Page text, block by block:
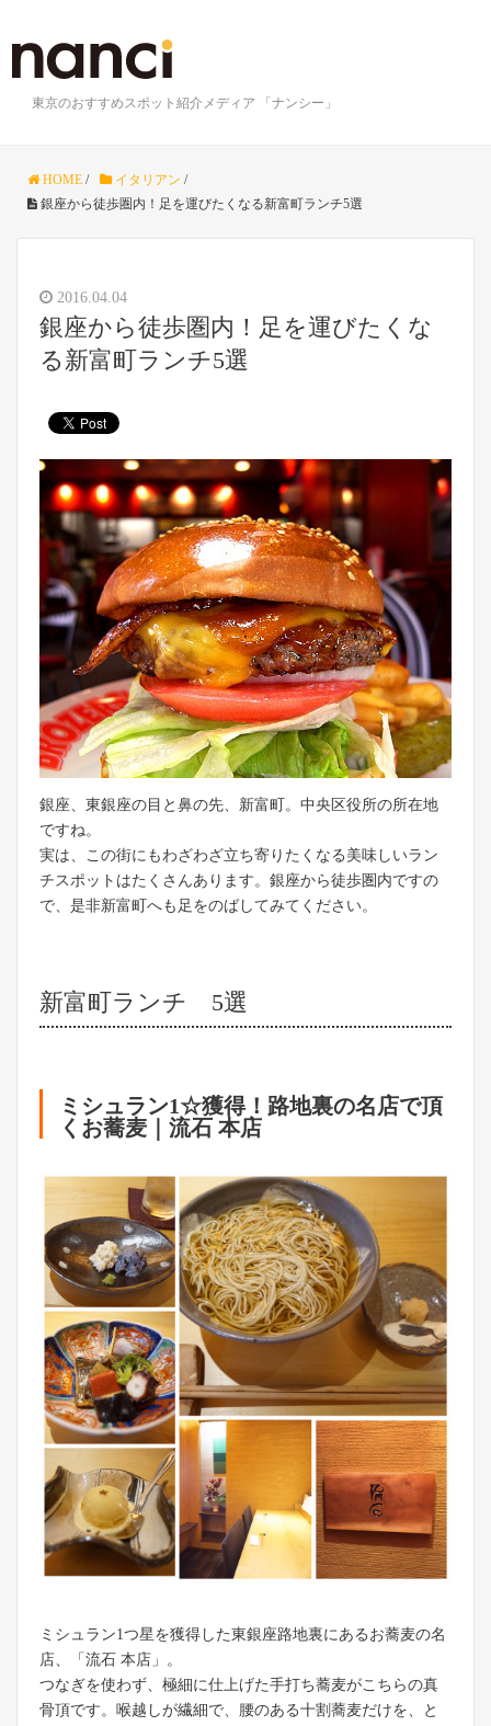
東京のおすすめスポット紹介メディア 「ナンシー」
HOME / イタリアン /
銀座から徒歩圏内！足を運びたくなる新富町ランチ5選
2016.04.04
銀座から徒歩圏内！足を運びたくな
る新富町ランチ5選
銀座、東銀座の目と鼻の先、新富町。中央区役所の所在地
ですね。
実は、この街にもわざわざ立ち寄りたくなる美味しいラン
チスポットはたくさんあります。銀座から徒歩圏内ですの
で、是非新富町へも足をのばしてみてください。
新富町ランチ 5選
ミシュラン1☆獲得！路地裏の名店で頂
くお蕎麦｜流石 本店
ミシュラン1つ星を獲得した東銀座路地裏にあるお蕎麦の名
店、「流石 本店」。
つなぎを使わず、極細に仕上げた手打ち蕎麦がこちらの真
骨頂です。喉越しが繊細で、腰のある十割蕎麦だけを、と